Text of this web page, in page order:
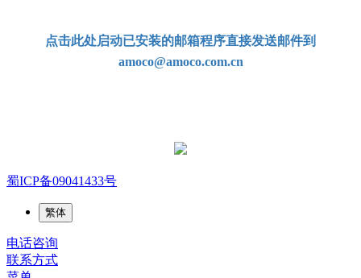
点击此处启动已安装的邮箱程序直接发送邮件到
amoco@amoco.com.cn
蜀ICP备09041433号
繁体
电话咨询
联系方式